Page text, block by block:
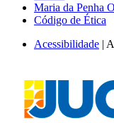
Maria da Penha
Código de Ética
Acessibilidade | A